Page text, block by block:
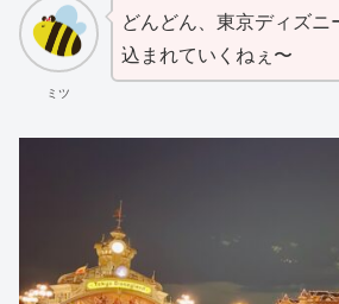
ミツ
どんどん、東京ディズ
込まれていくねぇ〜